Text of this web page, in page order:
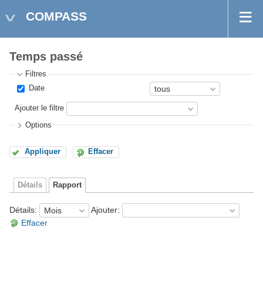
COMPASS
Temps passé
Filtres
Date
Ajouter le filtre
Options
Appliquer Effacer
Détails Rapport
Détails: Ajouter:
Effacer